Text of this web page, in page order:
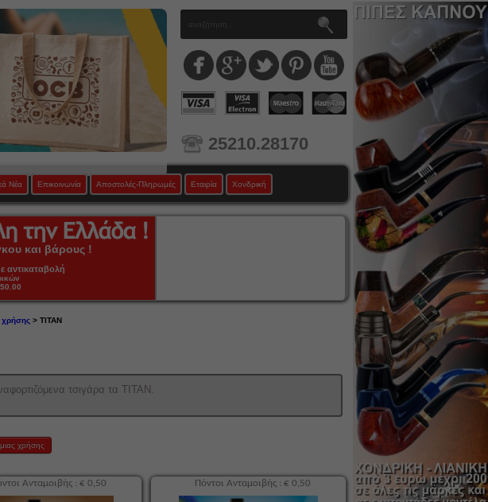
25210.28170
Νέα Επικοινωνία Αποστολές-Πληρωμές Εταιρία Χονδρική
και βάρους !
χρήσης> TITAN
τσιγάρα τα TITAN.
χρήσης
Ανταμοιβής : € 0,50 Πόντοι Ανταμοιβής : € 0,50